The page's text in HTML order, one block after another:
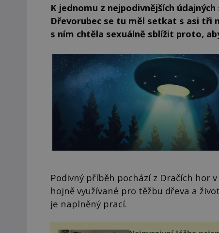
K jednomu z nejpodivnějších
Dřevorubec se tu měl setkat s asi tři
s ním chtěla sexuálně sblížit proto,
Podivný příběh pochází z Dračích hor
hojně využívané pro těžbu dřeva a
je naplněný prací.